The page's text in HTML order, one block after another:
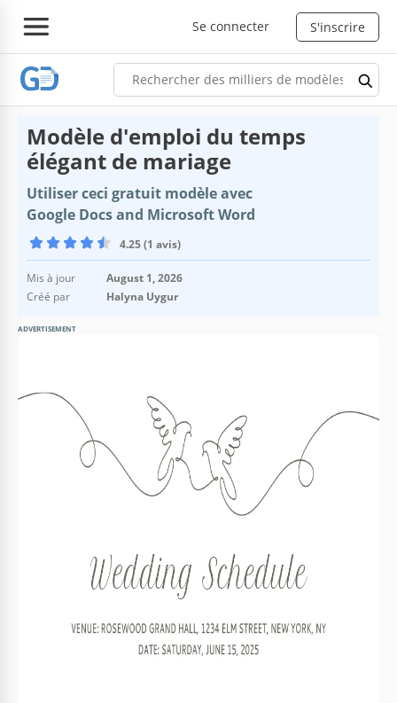
Se connecter S'inscrire
Modèle d'emploi du temps
élégant de mariage
Utiliser ceci gratuit modèle avec
Google Docs and Microsoft Word
4.25 (1 avis)
Mis à jour
August 1, 2026
Créé par
Halyna Uygur
ADVERTISEMENT